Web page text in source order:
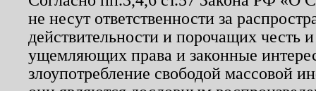
не несут ответственности за
действительности и порочащих честь
ущемляющих права и законные
злоупотребление свободой массовой